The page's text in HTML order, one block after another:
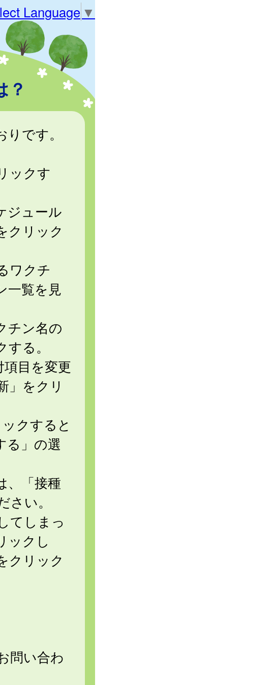
Language ▼
？
です。
ックす
ジュール
クリック
ワクチ
一覧を見
チン名の
る。
項目を変更
」をクリ
クすると
る」の選
、「接種
い。
てしまっ
ックし
クリック
問い合わ